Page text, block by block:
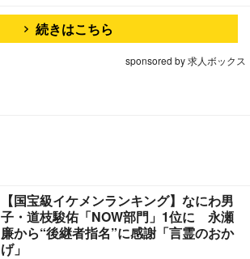
続きはこちら
sponsored by 求人ボックス
【国宝級イケメンランキング】なにわ男
子・道枝駿佑「NOW部門」1位に 永瀬
廉から“後継者指名”に感謝「言霊のおか
げ」